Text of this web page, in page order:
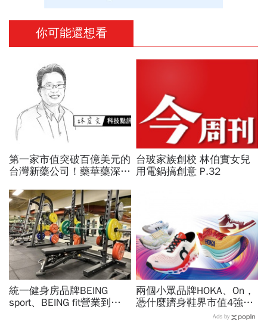
你可能還想看
第一家市值突破百億美元的
台灣新藥公司！藥華藥深耕
田製藥？
台玻家族創校 林伯實女兒
用電鍋搞創意 P.32
統一健身房品牌BEING
sport、BEING fit營業到這
兩個小眾品牌HOKA、On，
憑什麼躋身鞋界市值4強、
撼動台灣代工廠版圖？ 解
Ads by